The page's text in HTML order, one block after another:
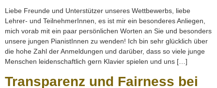
Liebe Freunde und Unterstützer unseres Wettbewerbs, liebe
Lehrer- und TeilnehmerInnen, es ist mir ein besonderes Anliegen,
mich vorab mit ein paar persönlichen Worten an Sie und besonders
unsere jungen PianistInnen zu wenden! Ich bin sehr glücklich über
die hohe Zahl der Anmeldungen und darüber, dass so viele junge
Menschen leidenschaftlich gern Klavier spielen und uns […]
Transparenz und Fairness bei